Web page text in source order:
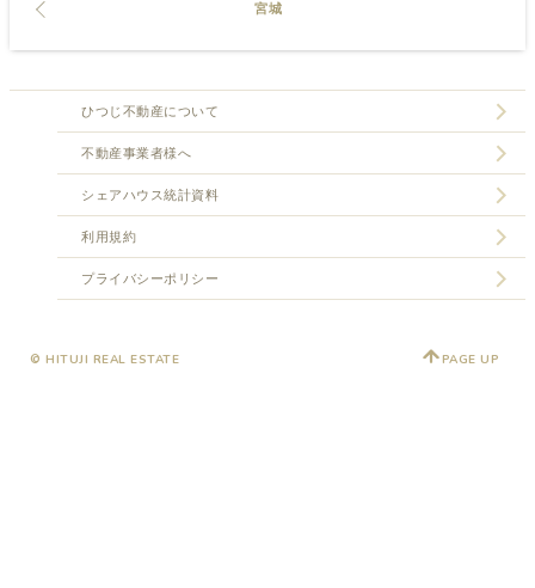
宮城
ひつじ不動産について
不動産事業者様へ
シェアハウス統計資料
利用規約
プライバシーポリシー
© HITUJI REAL ESTATE PAGE UP